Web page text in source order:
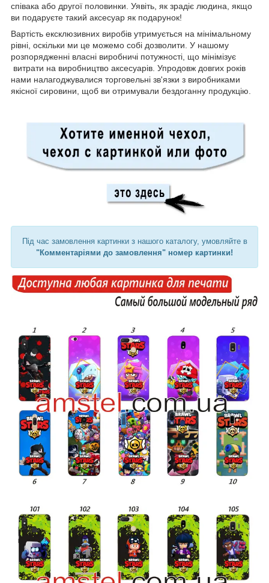
співака або другої половинки. Уявіть, як зрадіє людина, якщо
ви подаруєте такий аксесуар як подарунок!
Вартість ексклюзивних виробів утримується на мінімальному
рівні, оскільки ми це можемо собі дозволити. У нашому
розпорядженні власні виробничі потужності, що мінімізує
витрати на виробництво аксесуарів. Упродовж довгих років
нами налагоджувалися торговельні зв'язки з виробниками
якісної сировини, щоб ви отримували бездоганну продукцію.
Під час замовлення картинки з нашого каталогу, умовляйте в
"Комментаріями до замовлення" номер картинки!